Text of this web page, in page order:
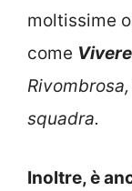
moltissime
come Vivere
squadra.
Inoltre, è